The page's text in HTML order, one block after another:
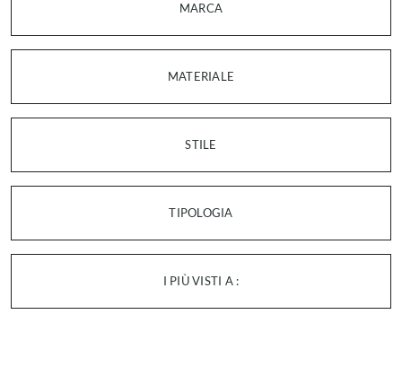
MARCA
MATERIALE
STILE
TIPOLOGIA
I PIÙ VISTI A :